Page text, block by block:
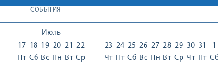
СОБЫТИЯ
Июль
17
Пт
18
Сб
19
Вс
20
Пн
21
Вт
22
Ср
23
Чт
24
Пт
25
Сб
26
Вс
27
Пн
28
Вт
29
Ср
30
Чт
31
Пт
1
Сб